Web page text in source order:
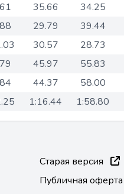
35.66 34.25
29.79 39.44
30.57 28.73
45.97 55.83
44.37 58.00
1:16.44 1:58.80
Старая версия
Публичная оферта